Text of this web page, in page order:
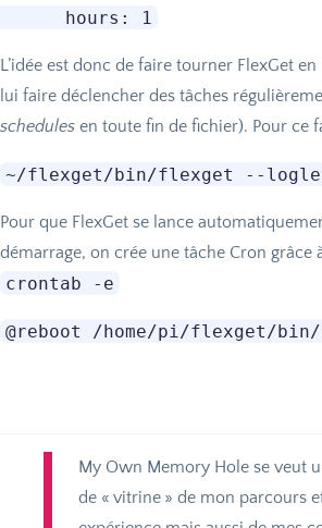
L’idée est donc de faire tourner FlexGet
lui faire déclencher des tâches
schedules en toute fin de fichier). Pour ce
Pour que FlexGet se lance
démarrage, on crée une tâche Cron grâce
crontab -e
My Own Memory Hole se veut
de « vitrine » de mon parcours